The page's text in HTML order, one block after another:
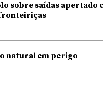
sobre saídas apertado
natural em perigo